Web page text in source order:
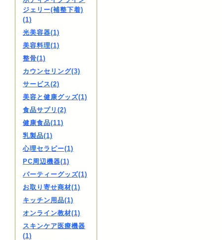
ジェリー(補整下着)
(1)
光美容器(1)
美容料理(1)
整骨(1)
カウンセリング(3)
サービス(2)
美容と健康グッズ(1)
食品サプリ(2)
健康食品(11)
乳製品(1)
心理セラピー(1)
PC周辺機器(1)
パーティーグッズ(1)
お取り寄せ商材(1)
キッチン用品(1)
オンライン教材(1)
スキンケア医療機器
(1)